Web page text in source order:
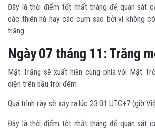
Đây là thời điểm tốt nhất tháng để quan sát
các thiên hà hay các cụm sao bởi vì không
trăng.
Ngày 07 tháng 11: Trăng
Mặt Trăng sẽ xuất hiện cùng phía với Mặt
diện trên bầu trời đêm.
Quá trình này sẽ xảy ra lúc 23:01 UTC+7 (giờ
Đây là thời điểm tốt nhất tháng để quan sát